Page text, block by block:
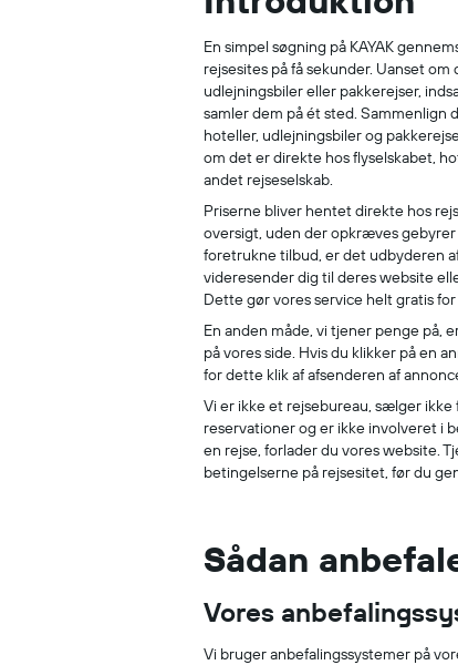
En simpel søgning på KAYAK
rejsesites på få sekunder. Uanset
udlejningsbiler eller pakkerejser,
samler dem på ét sted. Sammenlign
hoteller, udlejningsbiler og
om det er direkte hos flyselskabet,
andet rejseselskab.
Priserne bliver hentet direkte hos
oversigt, uden der opkræves gebyrer
foretrukne tilbud, er det udbyderen
videresender dig til deres website
Dette gør vores service helt gratis
En anden måde, vi tjener penge på,
på vores side. Hvis du klikker på en
for dette klik af afsenderen af
Vi er ikke et rejsebureau, sælger
reservationer og er ikke involveret i
en rejse, forlader du vores website.
betingelserne på rejsesitet, før du
Sådan
Vores
Vi bruger anbefalingssystemer på